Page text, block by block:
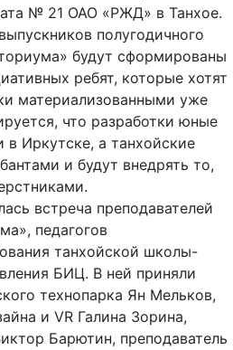
№ 21 ОАО «РЖД» в Танхое.
полугодичного
будут сформированы
ребят, которые хотят
материализованными уже
что разработки юные
в Иркутске, а танхойские
и будут внедрять то,
встреча преподавателей
педагогов
танхойской школы-
БИЦ. В ней приняли
технопарка Ян Мельков,
и VR Галина Зорина,
Барютин, преподаватель